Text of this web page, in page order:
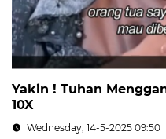
Yakin ! Tuhan
10X
Wednesday, 14-5-2025 09:50